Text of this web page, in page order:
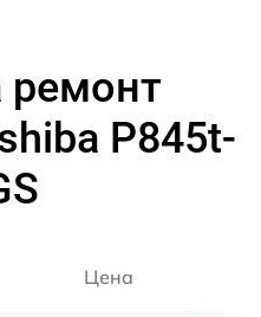
P845t-
Цена